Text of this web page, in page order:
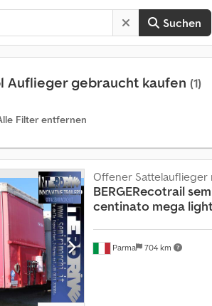
Suchen
Auflieger gebraucht kaufen (1)
Filter entfernen
Parma 704 km
Offener Sattelauflieger
BERGERecotrail
centinato mega light